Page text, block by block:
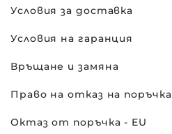
Условия за доставка
Условия на гаранция
Връщане и замяна
Право на отказ на поръчка
Октаз от поръчка - EU